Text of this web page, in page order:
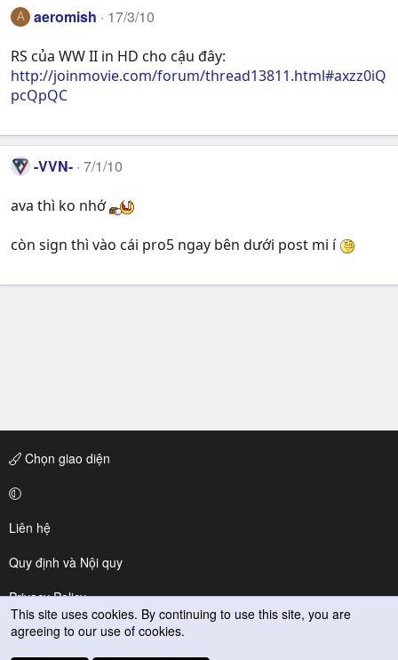
A aeromish 17/3/10
RS của WW II in HD cho cậu đây:
http://joinmovie.com/forum/thread13811.html#axzz0iQ
pcQpQC
-VVN- 7/1/10
ava thì ko nhớ
còn sign thì vào cái pro5 ngay bên dưới post mi í
Chọn giao diện
Liên hệ
Quy định và Nội quy
Privacy Policy
Trợ giúp
This site uses cookies. By continuing to use this site, you are
agreeing to our use of cookies.